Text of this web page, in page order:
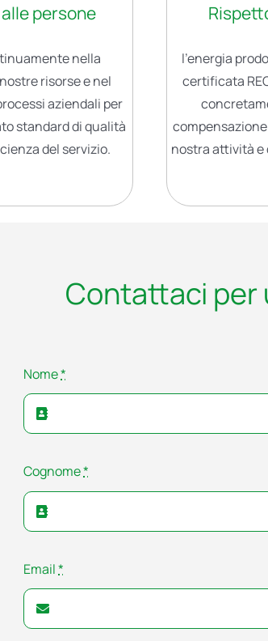
persone
nella
risorse e nel
aziendali per
standard di qualità
del servizio.
l’energia
certificata
nostra attività e
Contattaci per
Nome*
Cognome*
Email*